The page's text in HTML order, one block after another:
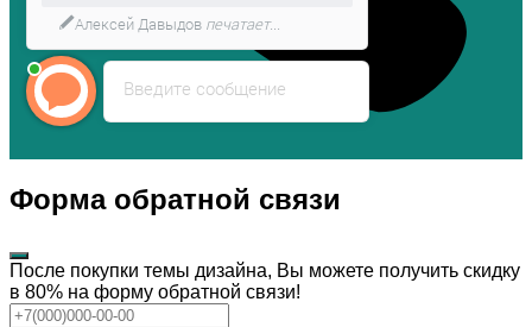
Форма обратной связи
После покупки темы дизайна, Вы можете получить скидку
в 80% на форму обратной связи!
Введите сообщение
Алексей Давыдов печатает...